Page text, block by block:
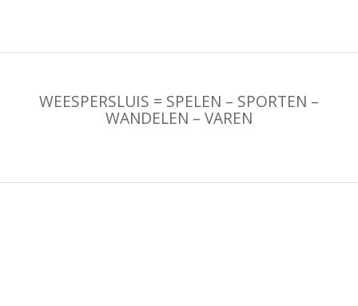
WEESPERSLUIS = SPELEN – SPORTEN –
WANDELEN – VAREN